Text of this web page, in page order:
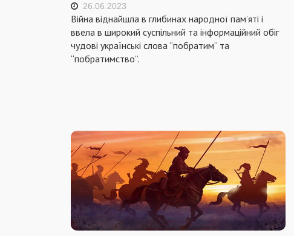
26.06.2023
Війна віднайшла в глибинах народної пам’яті і
ввела в широкий суспільний та інформаційний обіг
чудові українські слова “побратим” та
“побратимство”.